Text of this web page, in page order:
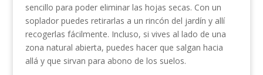
sencillo para poder eliminar las hojas secas. Con un
soplador puedes retirarlas a un rincón del jardín y allí
recogerlas fácilmente. Incluso, si vives al lado de una
zona natural abierta, puedes hacer que salgan hacia
allá y que sirvan para abono de los suelos.